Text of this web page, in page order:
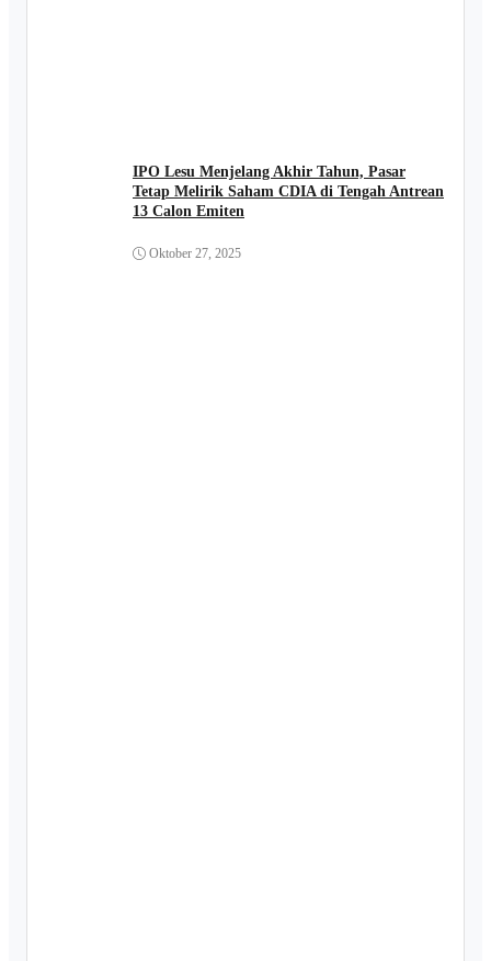
IPO Lesu Menjelang Akhir Tahun, Pasar
Tetap Melirik Saham CDIA di Tengah Antrean
13 Calon Emiten
Oktober 27, 2025